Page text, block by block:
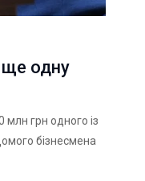
одну
млн грн одного із
бізнесмена